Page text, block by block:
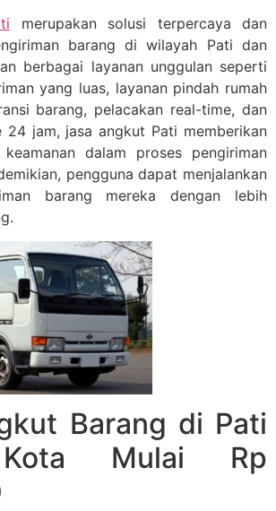
merupakan solusi terpercaya dan
barang di wilayah Pati dan
berbagai layanan unggulan seperti
yang luas, layanan pindah rumah
barang, pelacakan real-time, dan
24 jam, jasa angkut Pati memberikan
dalam proses pengiriman
pengguna dapat menjalankan
barang mereka dengan lebih
Barang di Pati
Mulai Rp